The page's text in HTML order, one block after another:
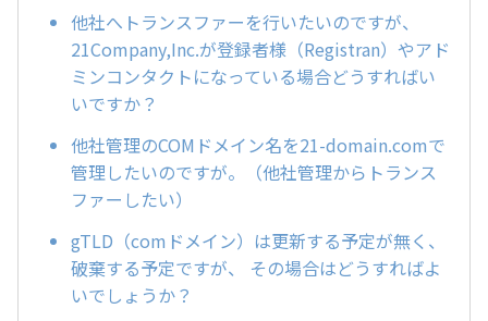
他社へトランスファーを行いたいのですが、
21Company,Inc.が登録者様（Registran）やアド
ミンコンタクトになっている場合どうすればい
いですか？
他社管理のCOMドメイン名を21-domain.comで
管理したいのですが。（他社管理からトランス
ファーしたい）
gTLD（comドメイン）は更新する予定が無く、
破棄する予定ですが、 その場合はどうすればよ
いでしょうか？